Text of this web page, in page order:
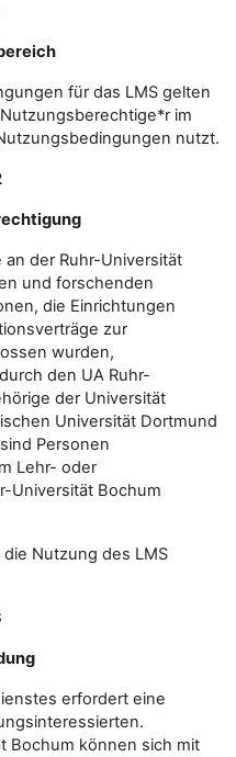
für das LMS gelten
im
nutzt.
der Ruhr-Universität
und forschenden
die Einrichtungen
zur
wurden,
den UA Ruhr-
der Universität
Universität Dortmund
Personen
Lehr- oder
Universität Bochum
Nutzung des LMS
erfordert eine
Bochum können sich mit